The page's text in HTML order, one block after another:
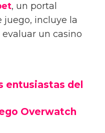
, un portal
juego, incluye la
un casino
entusiastas del
Overwatch